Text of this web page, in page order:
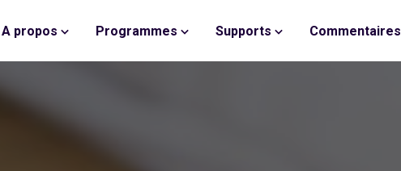
A propos Programmes Supports Commentaires